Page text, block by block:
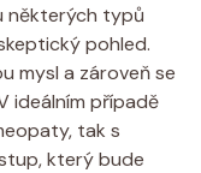
některých⁣ typů
pohled.
mysl a zároveň se
ideálním případě
tak s
který ⁢bude